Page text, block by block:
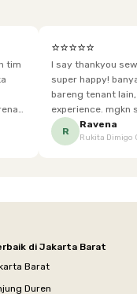
tim
⭐⭐⭐⭐⭐
I say thankyou
super happy! banyak temen, kumpul bareng makan
bareng tenant lain, semua bahagia ada disini & bnyk
experience. mgkn saran dari air aja & kebersihan lebih di
tingkatkan
R
Ravena
Rukita Dimigo
di Jakarta Barat
Barat
Duren